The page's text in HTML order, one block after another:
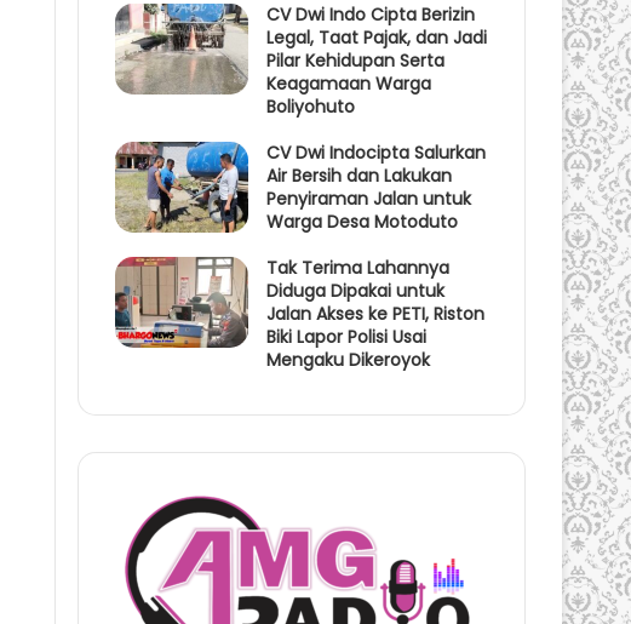
CV Dwi Indo Cipta Berizin
Legal, Taat Pajak, dan Jadi
Pilar Kehidupan Serta
Keagamaan Warga
Boliyohuto
CV Dwi Indocipta Salurkan
Air Bersih dan Lakukan
Penyiraman Jalan untuk
Warga Desa Motoduto
Tak Terima Lahannya
Diduga Dipakai untuk
Jalan Akses ke PETI, Riston
Biki Lapor Polisi Usai
Mengaku Dikeroyok